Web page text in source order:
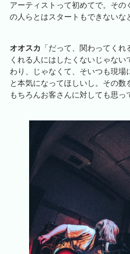
アーティストって初めてで。その
の人らとはスタートもできないな
オオスカ
「だって、関わってく
くれる人にはしたくないじゃない
わり、じゃなくて、そいつも現場
と本気になってほしいし。その数
もちろんお客さんに対しても思っ